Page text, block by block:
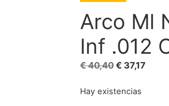
Arco Ml
Inf .012
€40,40 El
original
€ 37,17El
Hay existencias